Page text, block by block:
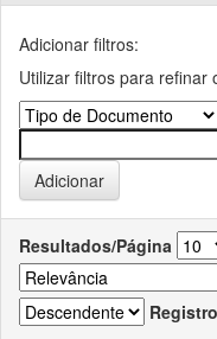
Adicionar filtros:
Utilizar filtros para refinar
Resultados/Página